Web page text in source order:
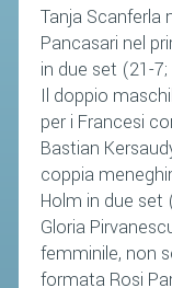
Tanja Scanferla
Pancasari nel
in due set (21-
Il doppio
per i Francesi
Bastian
coppia
Holm in due set
Gloria
femminile, non
formata Rosi